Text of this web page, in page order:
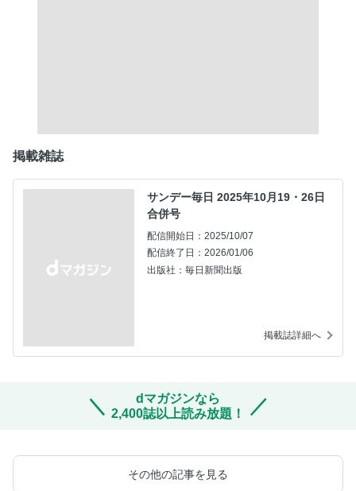
掲載雑誌
サンデー毎日 2025年10月19・26日
合併号
配信開始日：2025/10/07
配信終了日：2026/01/06
出版社：毎日新聞出版
掲載誌詳細へ
dマガジンなら
2,400誌以上読み放題！
その他の記事を見る